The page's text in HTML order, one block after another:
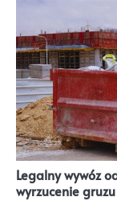
Legalny wywóz
wyrzucenie